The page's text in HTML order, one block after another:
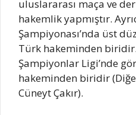
uluslararası maça ve
hakemlik yapmıştır.
Şampiyonası’nda üst
Türk hakeminden
Şampiyonlar Ligi’nde
hakeminden biridir
Cüneyt Çakır).